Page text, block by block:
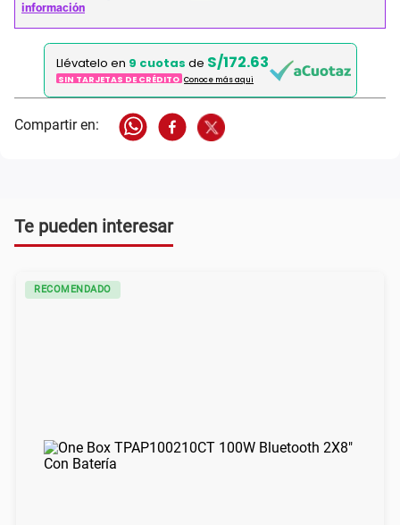
Llévatelo en 9 cuotas de S/172.63
SIN TARJETAS DE CRÉDITO Conoce más aqui
Te pueden interesar
RECOMENDADO